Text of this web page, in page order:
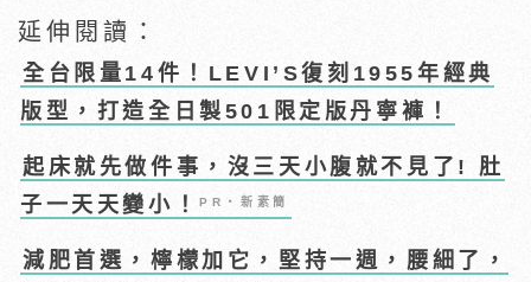
延伸閱讀：
全台限量14件！LEVI’S復刻1955年經典
版型，打造全日製501限定版丹寧褲！
起床就先做件事，沒三天小腹就不見了! 肚
子一天天變小！PR・新素簡
減肥首選，檸檬加它，堅持一週，腰細了，